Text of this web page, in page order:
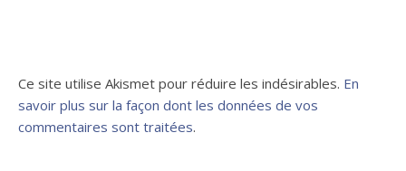
Ce site utilise Akismet pour réduire les indésirables. En
savoir plus sur la façon dont les données de vos
commentaires sont traitées.